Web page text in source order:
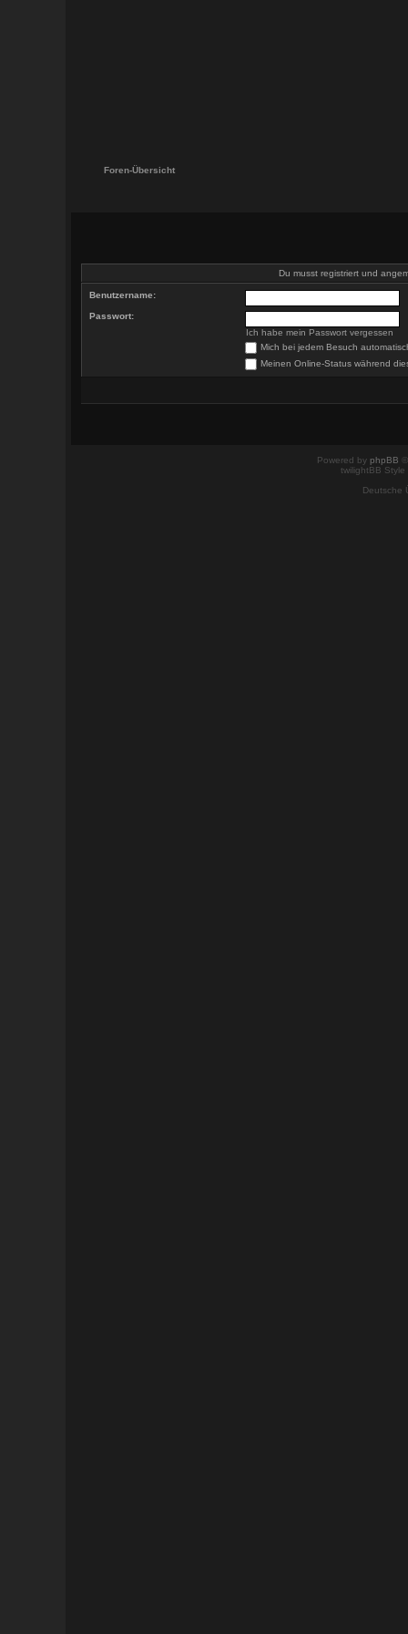
Foren-Übersicht
Du musst registriert und
Benutzername:
Passwort:
Ich habe mein Passwort vergessen
Mich bei jedem Besuch
Meinen Online-Status während
Powered by phpBB
twilightBB
Deutsche